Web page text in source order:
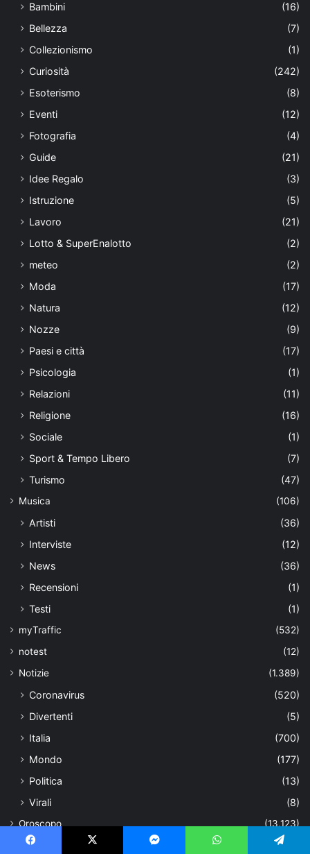
Bambini
(16)
Bellezza
(7)
Collezionismo
(1)
Curiosità
(242)
Esoterismo
(8)
Eventi
(12)
Fotografia
(4)
Guide
(21)
Idee Regalo
(3)
Istruzione
(5)
Lavoro
(21)
Lotto & SuperEnalotto
(2)
meteo
(2)
Moda
(17)
Natura
(12)
Nozze
(9)
Paesi e città
(17)
Psicologia
(1)
Relazioni
(11)
Religione
(16)
Sociale
(1)
Sport & Tempo Libero
(7)
Turismo
(47)
Musica (106)
Artisti
(36)
Interviste
(12)
News
(36)
Recensioni
(1)
Testi
(1)
myTraffic
(532)
notest
(12)
Notizie
(1.389)
Coronavirus
(520)
Divertenti
(5)
Italia
(700)
Mondo
(177)
Politica
(13)
Virali
(8)
Oroscopo (13.123)
Amore (246)